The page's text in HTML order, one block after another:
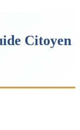
Citoyen